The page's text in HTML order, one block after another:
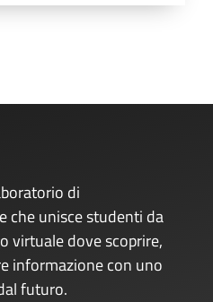
di
che unisce studenti da
virtuale dove scoprire,
informazione con uno
futuro.